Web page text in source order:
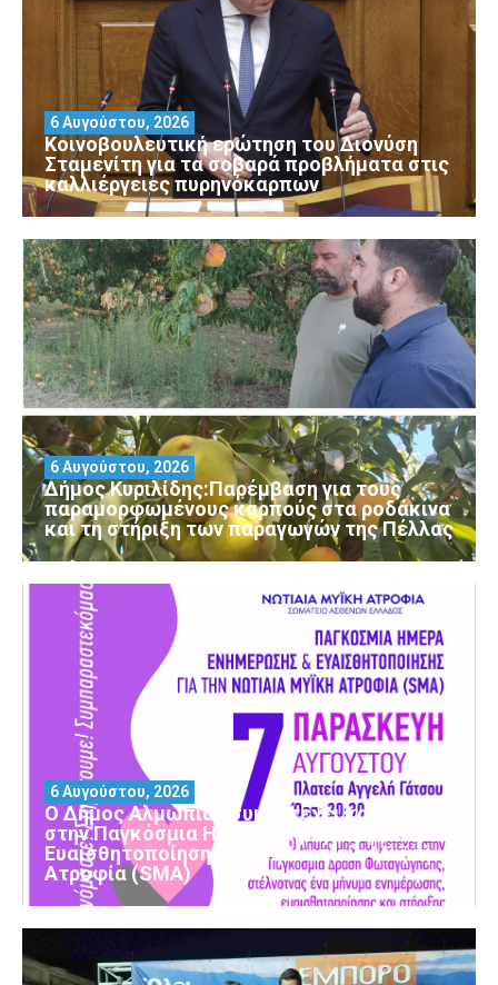
Κοινοβουλευτική ερώτηση του Διονύση
Σταμενίτη για τα σοβαρά προβλήματα στις
καλλιέργειες πυρηνόκαρπων
6 Αυγούστου, 2026
Δήμος Κυριλίδης:Παρέμβαση για τους
παραμορφωμένους καρπούς στα ροδάκινα
και τη στήριξη των παραγωγών της Πέλλας
6 Αυγούστου, 2026
Ο Δήμος Αλμωπίας συμμετέχει και φέτος
στην Παγκόσμια Ημέρα Ενημέρωσης και
Ευαισθητοποίησης για τη Νωτιαία Μυϊκή
Ατροφία (SMA)
6 Αυγούστου, 2026